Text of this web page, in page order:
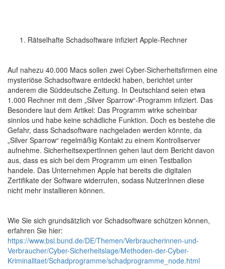
Rätselhafte Schadsoftware infiziert Apple-Rechner
Auf nahezu 40.000 Macs sollen zwei Cyber-Sicherheitsfirmen eine
mysteriöse Schadsoftware entdeckt haben, berichtet unter
anderem die Süddeutsche Zeitung. In Deutschland seien etwa
1.000 Rechner mit dem „Silver Sparrow“-Programm infiziert. Das
Besondere laut dem Artikel: Das Programm wirke scheinbar
sinnlos und habe keine schädliche Funktion. Doch es bestehe die
Gefahr, dass Schadsoftware nachgeladen werden könnte, da
„Silver Sparrow“ regelmäßig Kontakt zu einem Kontrollserver
aufnehme. SicherheitsexpertInnen gehen laut dem Bericht davon
aus, dass es sich bei dem Programm um einen Testballon
handele. Das Unternehmen Apple hat bereits die digitalen
Zertifikate der Software widerrufen, sodass NutzerInnen diese
nicht mehr installieren können.
Wie Sie sich grundsätzlich vor Schadsoftware schützen können,
erfahren Sie hier:
https://www.bsi.bund.de/DE/Themen/Verbraucherinnen-und-
Verbraucher/Cyber-Sicherheitslage/Methoden-der-Cyber-
Kriminalitaet/Schadprogramme/schadprogramme_node.html